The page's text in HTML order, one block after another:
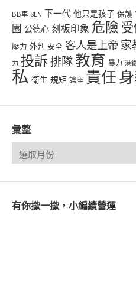
BB車 SEN 下一代 他只是孩子 保護
園 公德心 刻板印象 危險
壓力 外判 安全 客人是上帝 家
力 投訴排隊 教育 暴力 港
私 衛生 規矩 讓座 責任
彙整
有你撳一撳，小編續營運